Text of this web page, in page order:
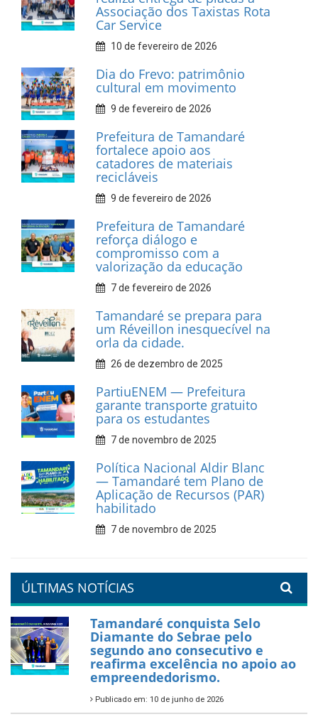
INFORMATIVOS
Prefeitura de Tamandaré
realiza entrega de placas à
Associação dos Taxistas Rota
Car Service
10 de fevereiro de 2026
Dia do Frevo: patrimônio
cultural em movimento
9 de fevereiro de 2026
Prefeitura de Tamandaré
fortalece apoio aos
catadores de materiais
recicláveis
9 de fevereiro de 2026
Prefeitura de Tamandaré
reforça diálogo e
compromisso com a
valorização da educação
7 de fevereiro de 2026
orla da cidade.
PartiuENEM — Prefeitura
garante transporte gratuito
para os estudantes
7 de novembro de 2025
Política Nacional Aldir Blanc
— Tamandaré tem Plano de